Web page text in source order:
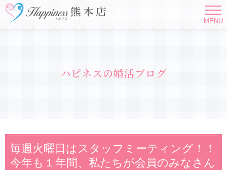
MENU
ハピネスの婚活ブログ
毎週火曜日はスタッフミーティング！！
今年も１年間、私たちが会員のみなさん